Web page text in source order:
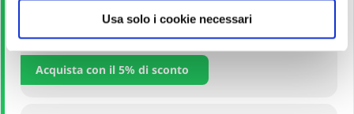
Usa solo i cookie necessari
Acquista con il 5% di sconto